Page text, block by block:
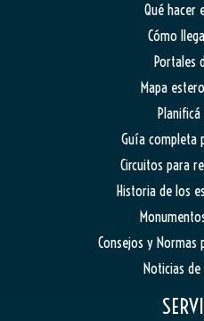
Qué hacer
Cómo
Portales
Mapa
Guía completa
Circuitos para
Historia de los
Consejos y Normas
Noticias